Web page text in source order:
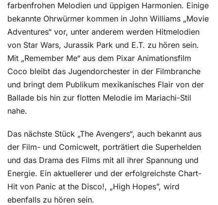
farbenfrohen Melodien und üppigen Harmonien. Einige
bekannte Ohrwürmer kommen in John Williams „Movie
Adventures“ vor, unter anderem werden Hitmelodien
von Star Wars, Jurassik Park und E.T. zu hören sein.
Mit „Remember Me“ aus dem Pixar Animationsfilm
Coco bleibt das Jugendorchester in der Filmbranche
und bringt dem Publikum mexikanisches Flair von der
Ballade bis hin zur flotten Melodie im Mariachi-Stil
nahe.
Das nächste Stück „The Avengers“, auch bekannt aus
der Film- und Comicwelt, porträtiert die Superhelden
und das Drama des Films mit all ihrer Spannung und
Energie. Ein aktuellerer und der erfolgreichste Chart-
Hit von Panic at the Disco!, „High Hopes”, wird
ebenfalls zu hören sein.